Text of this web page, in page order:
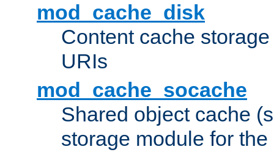
mod_cache_disk
Content cache
URIs
mod_cache_socache
Shared object cache
storage module for